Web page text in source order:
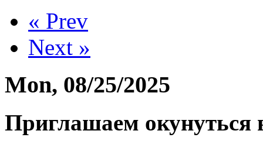
« Prev
Next »
Mon, 08/25/2025
Приглашаем окунуться